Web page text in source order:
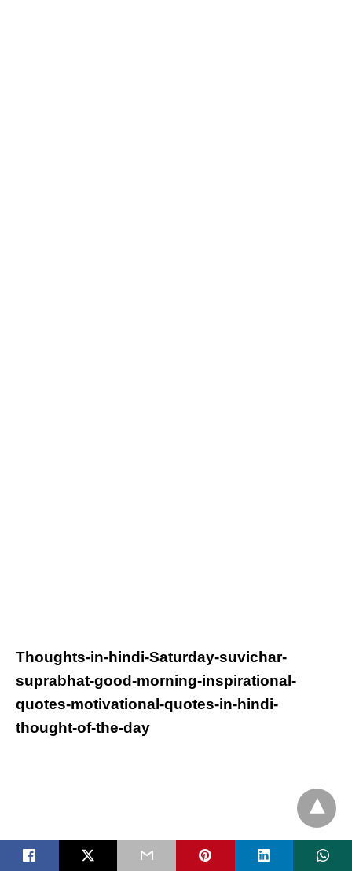
Thoughts-in-hindi-Saturday-suvichar-
suprabhat-good-morning-inspirational-
quotes-motivational-quotes-in-hindi-
thought-of-the-day